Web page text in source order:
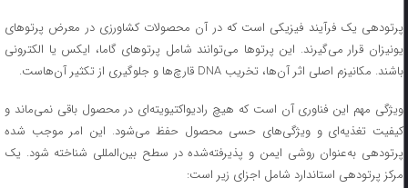
پرتودهی یک فرآیند فیزیکی است که در آن محصولات کشاورزی در معرض پرتوهای
یونیزان قرار می‌گیرند. این پرتوها می‌توانند شامل پرتوهای گاما، ایکس یا الکترونی
باشند. مکانیزم اصلی اثر آن‌ها، تخریب DNA قارچ‌ها و جلوگیری از تکثیر آن‌هاست.
ویژگی مهم این فناوری آن است که هیچ رادیواکتیویته‌ای در محصول باقی نمی‌ماند و
کیفیت تغذیه‌ای و ویژگی‌های حسی محصول حفظ می‌شود. این امر موجب شده
پرتودهی به‌عنوان روشی ایمن و پذیرفته‌شده در سطح بین‌المللی شناخته شود. یک
مرکز پرتودهی استاندارد شامل اجزای زیر است: